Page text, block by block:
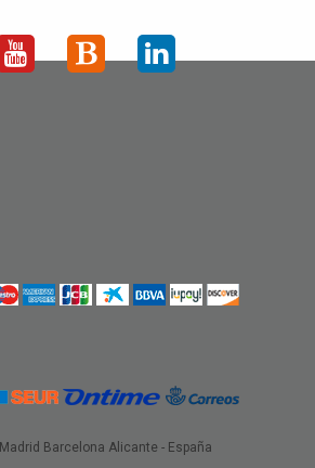
Madrid Barcelona Alicante - España